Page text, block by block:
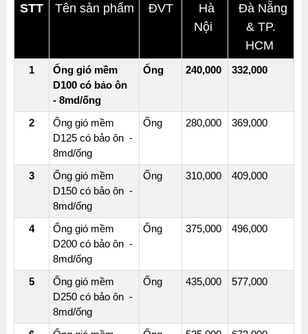
STT Tên sản phẩm ĐVT
Hà
Nội
Đà Nẵng
& TP.
HCM
1
Ống gió mềm
D100 có bảo ôn
- 8md/ống
Ống 240,000 332,000
2
Ống gió mềm
D125 có bảo ôn -
8md/ống
Ống 280,000 369,000
3
Ống gió mềm
D150 có bảo ôn -
8md/ống
Ống 310,000 409,000
4
Ống gió mềm
D200 có bảo ôn -
8md/ống
Ống 375,000 496,000
5
Ống gió mềm
D250 có bảo ôn -
8md/ống
Ống 435,000 577,000